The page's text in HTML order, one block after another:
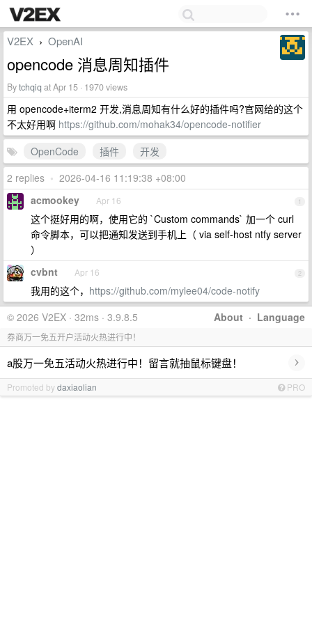
V2EX › OpenAI
opencode 消息周知插件
Bytchqiq at Apr 15 · 1970 views
用 opencode+iterm2 开发,消息周知有什么好的插件吗?官网给的这个
不太好用啊 https://github.com/mohak34/opencode-notifier
OpenCode
插件
开发
2 replies • 2026-04-16 11:19:38 +08:00
1
acmookey Apr 16
这个挺好用的啊，使用它的 `Custom commands` 加一个 curl
命令脚本，可以把通知发送到手机上（ via self-host ntfy server
）
2
cvbnt Apr 16
我用的这个， https://github.com/mylee04/code-notify
About · Language
© 2026 V2EX · 32ms · 3.9.8.5
券商万一免五开户活动火热进行中！
a股万一免五活动火热进行中！留言就抽鼠标键盘！ ›
Promoted bydaxiaolian PRO